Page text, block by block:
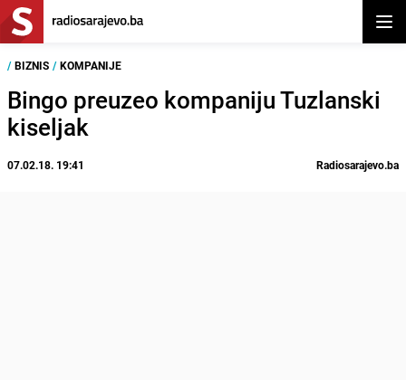
/ BIZNIS / KOMPANIJE
Bingo preuzeo kompaniju Tuzlanski
kiseljak
07.02.18. 19:41 Radiosarajevo.ba